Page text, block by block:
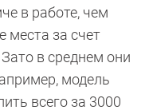
в работе, чем
за счет
в среднем они
модель
всего за 3000